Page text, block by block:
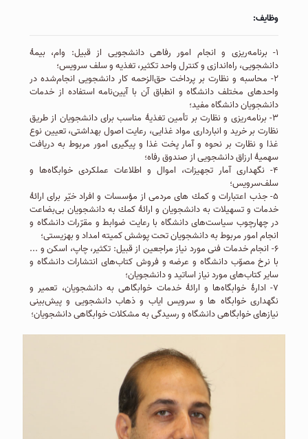
وظایف:
۱- برنامه‌ریزی و انجام امور رفاهی دانشجویی از قبیل: وام، بیمۀ
دانشجویی، راه‌اندازی و کنترل واحد تكثير، تغذیه و سلف سرویس؛
۲- محاسبه و نظارت بر پرداخت حق‌الزحمه کار دانشجویی انجام‌شده در
واحدهای مختلف دانشگاه و انطباق آن با آیین‌نامه استفاده از خدمات
دانشجویان دانشگاه مفید؛
۳- برنامه‌ریزی و نظارت بر تأمین تغذیۀ مناسب برای دانشجویان از طریق
نظارت بر خريد و انبارداری مواد غذایی، رعایت اصول بهداشتی، تعيين نوع
غذا و نظارت بر نحوه و آمار پخت غذا و پیگیری امور مربوط به دریافت
سهمیۀ ارزاق دانشجویی از صندوق رفاه؛
۴- نگهداری آمار تجهیزات، اموال و اطلاعات عملكردی خوابگاه‌ها و
سلف‌سرویس؛
۵- جذب اعتبارات و كمك های مردمی از مؤسسات و افراد خیّر برای ارائۀ
خدمات و تسهیلات به دانشجویان و ارائۀ كمك به دانشجویان بی‌بضاعت
در چهارچوب سیاست‌های دانشگاه با رعایت ضوابط و مقرّرات دانشگاه و
انجام امور مربوط به دانشجويان تحت پوشش كميته امداد و بهزيستی؛
۶- انجام خدمات فنی مورد نیاز مراجعين از قبیل: تكثیر، چاپ، اسكن و ...
با نرخ مصوّب دانشگاه و عرضه و فروش كتاب‌های انتشارات دانشگاه و
سایر كتاب‌های مورد نیاز اساتید و دانشجویان؛
۷- ادارۀ خوابگاه‌ها و ارائۀ خدمات خوابگاهی به دانشجویان، تعمیر و
نگهداری خوابگاه ها و سرویس ایاب و ذهاب دانشجویی و پیش‌بینی
نیازهای خوابگاهی دانشگاه و رسیدگی به مشکلات خوابگاهی دانشجویان؛